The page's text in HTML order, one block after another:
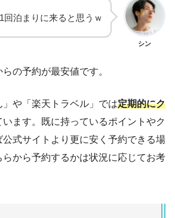
シン
回泊まりに来ると思うｗ
らの予約が最安値です。
」や「楽天トラベル」では定期的にク
います。既に持っているポイントやク
式サイトより更に安く予約できる場
から予約するかは状況に応じてお考